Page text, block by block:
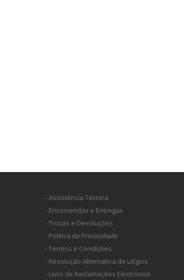
- Assistência Técnica
- Encomendas e Entregas
- Trocas e Devoluções
- Politica de Privacidade
- Termos e Condições
- Resolução Alternativa de Litígios
- Livro de Reclamações Electrónico